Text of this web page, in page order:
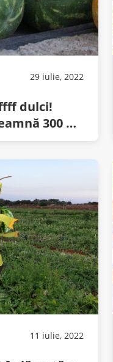
29 iulie, 2022
dulci!
300 de
11 iulie, 2022